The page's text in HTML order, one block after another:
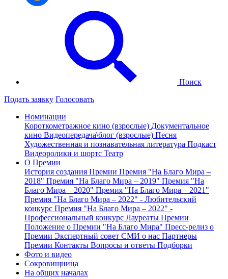
Поиск
Подать заявку Голосовать
Номинации
Короткометражное кино (взрослые) Документальное
кино Видеопередача\блог (взрослые) Песня
Художественная и познавательная литература Подкаст
Видеоролики и шортс Театр
О Премии
История создания Премии Премия "На Благо Мира –
2018" Премия "На Благо Мира – 2019" Премия "На
Благо Мира – 2020" Премия "На Благо Мира – 2021"
Премия "На Благо Мира – 2022" - Любительский
конкурс Премия "На Благо Мира – 2022" -
Профессиональный конкурс Лауреаты Премии
Положение о Премии "На Благо Мира" Пресс-релиз о
Премии Экспертный совет СМИ о нас Партнеры
Премии Контакты Вопросы и ответы Подборки
Фото и видео
Сокровищница
На общих началах